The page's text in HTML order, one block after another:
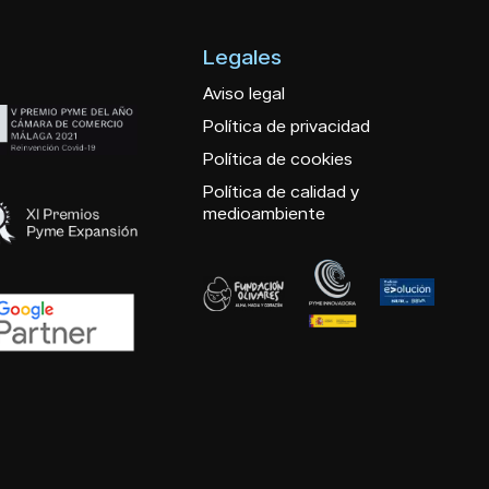
Legales
Aviso legal
Política de privacidad
Política de cookies
Política de calidad y
medioambiente